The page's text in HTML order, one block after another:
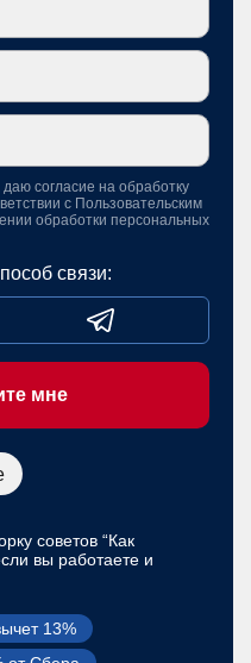
советов “Как
вы работаете и
13%
согласие на обработку
с Пользовательским
обработки персональных
связи:
мне